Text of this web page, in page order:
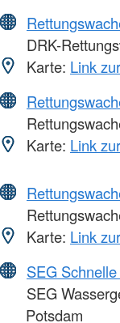
DRK-
Karte: Link
Karte: Link
Karte: Link
SEG
SEG
Potsdam